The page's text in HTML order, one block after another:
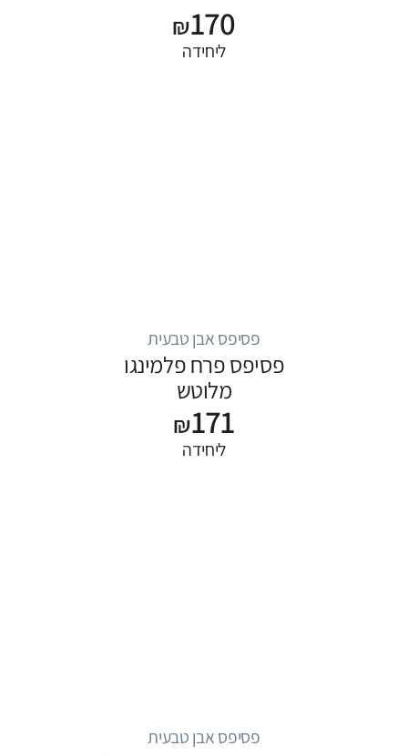
₪170
ליחידה
פסיפס אבן טבעית
פסיפס פרח פלמינגו
מלוטש
₪171
ליחידה
פסיפס אבן טבעית